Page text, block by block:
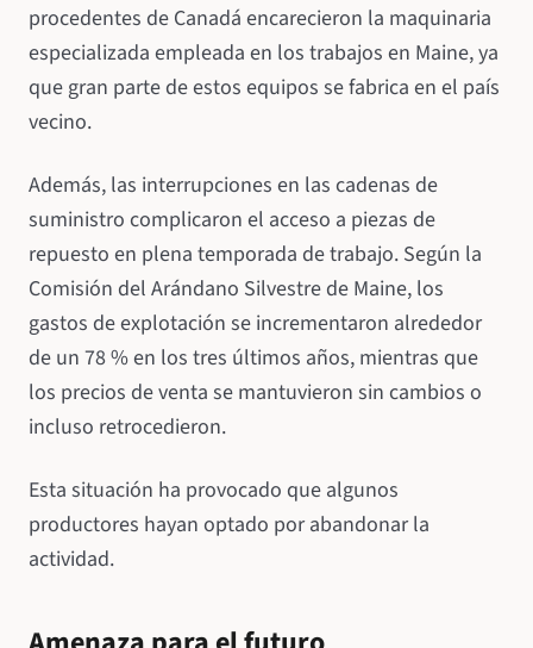
procedentes de Canadá encarecieron la maquinaria
especializada empleada en los trabajos en Maine, ya
que gran parte de estos equipos se fabrica en el país
vecino.
Además, las interrupciones en las cadenas de
suministro complicaron el acceso a piezas de
repuesto en plena temporada de trabajo. Según la
Comisión del Arándano Silvestre de Maine, los
gastos de explotación se incrementaron alrededor
de un 78 % en los tres últimos años, mientras que
los precios de venta se mantuvieron sin cambios o
incluso retrocedieron.
Esta situación ha provocado que algunos
productores hayan optado por abandonar la
actividad.